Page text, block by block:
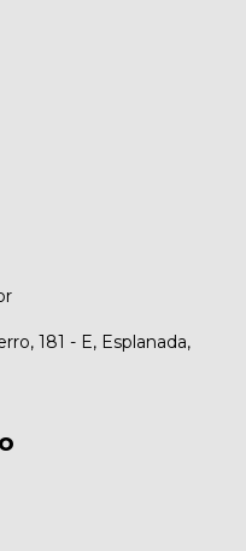
181 - E, Esplanada,